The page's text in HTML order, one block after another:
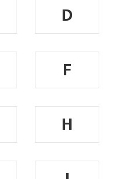
D
F
H